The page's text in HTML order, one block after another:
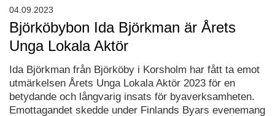
Björköbybon Ida Björkman är Årets
Unga Lokala Aktör
Ida Björkman från Björköby i Korsholm har fått ta emot
utmärkelsen Årets Unga Lokala Aktör 2023 för en
betydande och långvarig insats för byaverksamheten.
Emottagandet skedde under Finlands Byars evenemang
04.09.2023